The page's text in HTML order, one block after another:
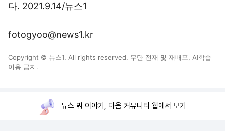
다. 2021.9.14/뉴스1
fotogyoo@news1.kr
Copyright © 뉴스1. All rights reserved. 무단 전재 및 재배포, AI학습
이용 금지.
뉴스 밖 이야기, 다음 커뮤니티 웹에서 보기